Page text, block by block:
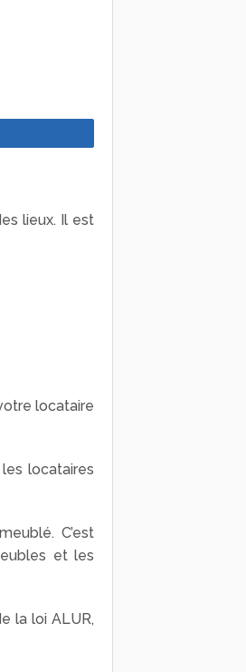
lieux. Il est
locataire
locataires
C’est
et les
la loi ALUR,